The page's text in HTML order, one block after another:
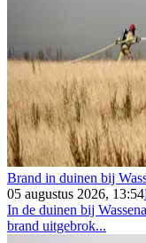
Brand in duinen bij
05 augustus 2026, 13:54
In de duinen bij
brand uitgebrok...